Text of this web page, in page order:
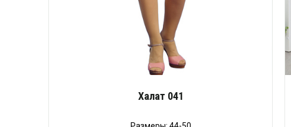
Халат 041